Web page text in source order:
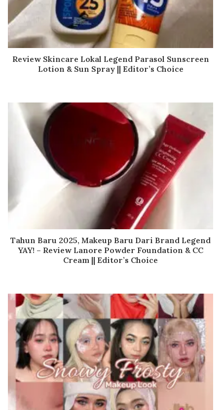
Review Skincare Lokal Legend Parasol Sunscreen
Lotion & Sun Spray || Editor’s Choice
Tahun Baru 2025, Makeup Baru Dari Brand Legend
YAY! – Review Lanore Powder Foundation & CC
Cream || Editor’s Choice